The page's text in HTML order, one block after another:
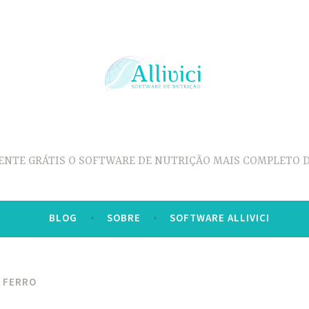
GRÁTIS O SOFTWARE DE NUTRIÇÃO MAIS COMPLETO
BLOG SOBRE SOFTWARE ALLIVICI